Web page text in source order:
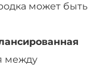
может быть
между